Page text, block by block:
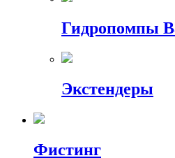
Гидропомпы
Экстендеры
Фистинг